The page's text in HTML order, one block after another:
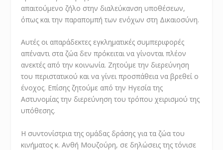
απαιτούμενο ζήλο στην διαλεύκανση υποθέσεων,
όπως και την παραπομπή των ενόχων στη Δικαιοσύνη.
Αυτές οι απαράδεκτες εγκληματικές συμπεριφορές
απέναντι στα ζώα δεν πρόκειται να γίνονται πλέον
ανεκτές από την κοινωνία. Ζητούμε την διερεύνηση
του περιστατικού και να γίνει προσπάθεια να βρεθεί ο
ένοχος. Επίσης ζητούμε από την Ηγεσία της
Αστυνομίας την διερεύνηση του τρόπου χειρισμού της
υπόθεσης.
Η συντονίστρια της ομάδας δράσης για τα ζώα του
κινήματος κ. Ανθή Μουζούρη, σε δηλώσεις της τόνισε